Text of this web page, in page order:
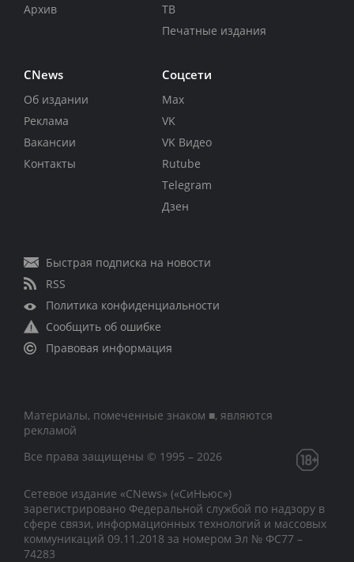
Архив
ТВ
Печатные издания
CNews
Об издании
Реклама
Вакансии
Контакты
Соцсети
Max
VK
VK Видео
Rutube
Telegram
Дзен
Быстрая подписка на новости
RSS
Политика конфиденциальности
Сообщить об ошибке
Правовая информация
Материалы, помеченные знаком ■, являются
рекламой
Все права защищены © 1995 – 2026
Сетевое издание «CNews» («СиНьюс»)
зарегистрировано Федеральной службой по надзору в
сфере связи, информационных технологий и массовых
коммуникаций 09.11.2018 за номером Эл № ФС77 –
74283